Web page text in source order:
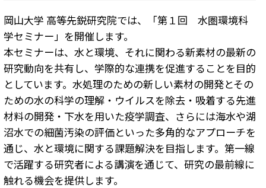
岡山大学 高等先鋭研究院では、「第１回 水圏環境科
学セミナー」を開催します。
本セミナーは、水と環境、それに関わる新素材の最新の
研究動向を共有し、学際的な連携を促進することを目的
としています。水処理のための新しい素材の開発とその
ための水の科学の理解・ウイルスを除去・吸着する先進
材料の開発・下水を用いた疫学調査、さらには海水や湖
沼水での細菌汚染の評価といった多角的なアプローチを
通じ、水と環境に関する課題解決を目指します。第一線
で活躍する研究者による講演を通じて、研究の最前線に
触れる機会を提供します。